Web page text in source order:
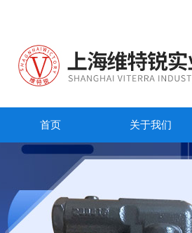
首页 关于我们